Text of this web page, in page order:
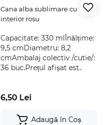
Cana alba sublimare cu
interior rosu
Capacitate: 330 mlÎnălțime:
9,5 cmDiametru: 8,2
cmAmbalaj colectiv /cutie/:
36 buc.Prețul afișat est..
6,50 Lei
Adaugă în Coș